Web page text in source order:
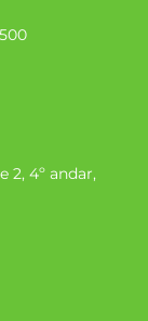
2, 4º andar,